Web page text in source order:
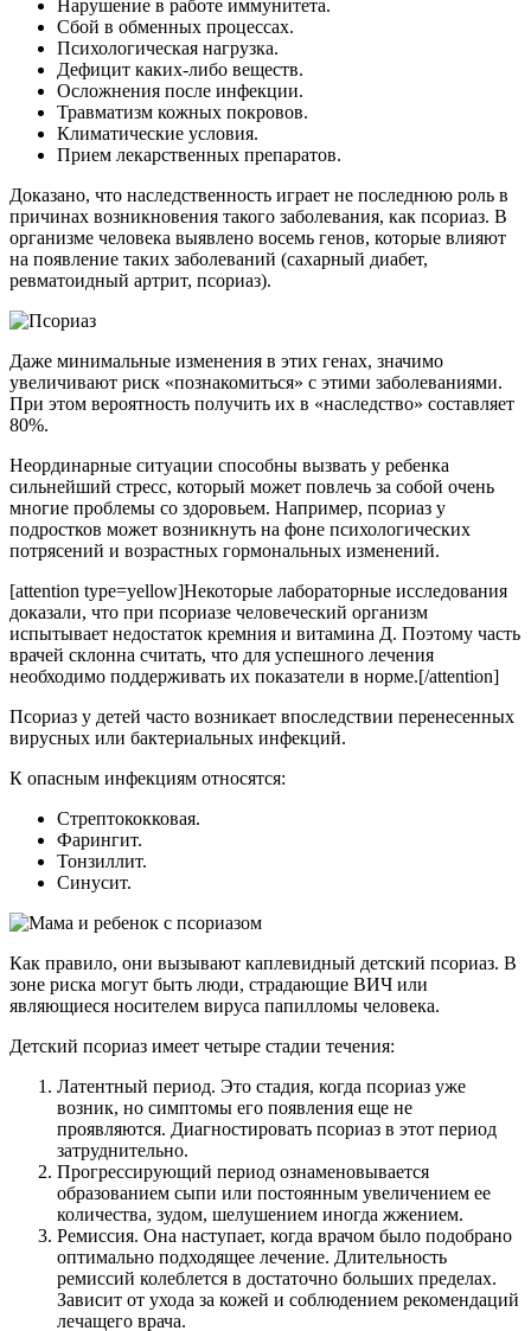
Нарушение в работе иммунитета.
Сбой в обменных процессах.
Психологическая нагрузка.
Дефицит каких-либо веществ.
Осложнения после инфекции.
Травматизм кожных покровов.
Климатические условия.
Прием лекарственных препаратов.
Доказано, что наследственность играет не последнюю роль в
причинах возникновения такого заболевания, как псориаз. В
организме человека выявлено восемь генов, которые влияют
на появление таких заболеваний (сахарный диабет,
ревматоидный артрит, псориаз).
Даже минимальные изменения в этих генах, значимо
увеличивают риск «познакомиться» с этими заболеваниями.
При этом вероятность получить их в «наследство» составляет
80%.
Неординарные ситуации способны вызвать у ребенка
сильнейший стресс, который может повлечь за собой очень
многие проблемы со здоровьем. Например, псориаз у
подростков может возникнуть на фоне психологических
потрясений и возрастных гормональных изменений.
[attention type=yellow]Некоторые лабораторные исследования
доказали, что при псориазе человеческий организм
испытывает недостаток кремния и витамина Д. Поэтому часть
врачей склонна считать, что для успешного лечения
необходимо поддерживать их показатели в норме.[/attention]
Псориаз у детей часто возникает впоследствии перенесенных
вирусных или бактериальных инфекций.
К опасным инфекциям относятся:
Стрептококковая.
Фарингит.
Тонзиллит.
Синусит.
Как правило, они вызывают каплевидный детский псориаз. В
зоне риска могут быть люди, страдающие ВИЧ или
являющиеся носителем вируса папилломы человека.
Детский псориаз имеет четыре стадии течения:
Латентный период. Это стадия, когда псориаз уже
возник, но симптомы его появления еще не
проявляются. Диагностировать псориаз в этот период
затруднительно.
Прогрессирующий период ознаменовывается
образованием сыпи или постоянным увеличением ее
количества, зудом, шелушением иногда жжением.
Ремиссия. Она наступает, когда врачом было подобрано
оптимально подходящее лечение. Длительность
ремиссий колеблется в достаточно больших пределах.
Зависит от ухода за кожей и соблюдением рекомендаций
лечащего врача.